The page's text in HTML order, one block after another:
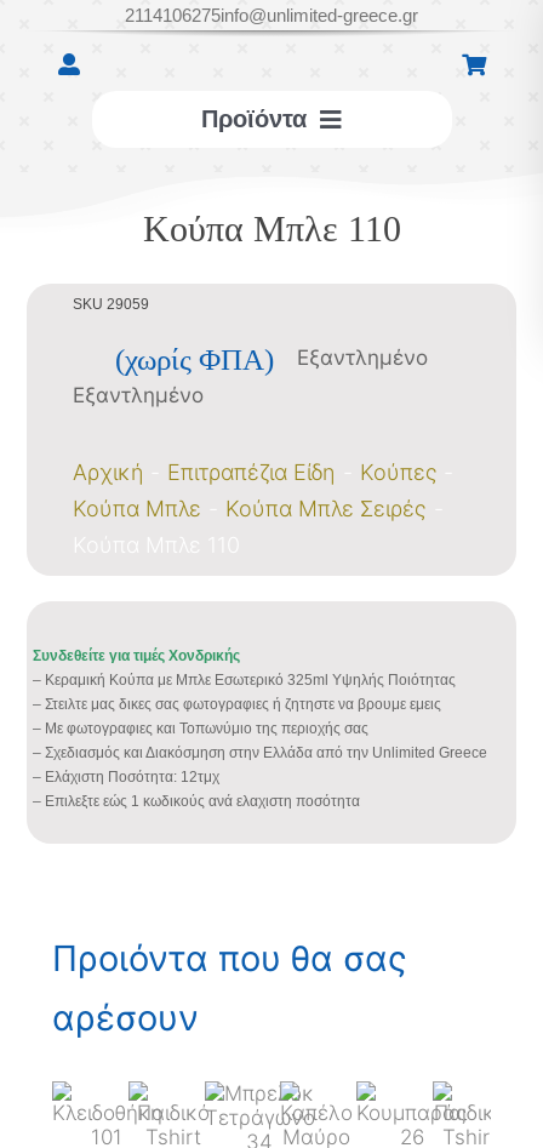
2114106275info@unlimited-greece.gr
Προϊόντα
ΑΞΕΣΟΥΑΡ
ΣΑΠΟΥΝΙΑ
Κούπα Μπλε 110
SKU 29059
(χωρίς ΦΠΑ)
Εξαντλημένο
Εξαντλημένο
Αρχική Επιτραπέζια Είδη
Κούπες
Κούπα Μπλε
Κούπα Μπλε Σειρές
Συνδεθείτε για τιμές Χονδρικής
– Κεραμική Κούπα με Μπλε Εσωτερικό 325ml Υψηλής Ποιότητας
– Στειλτε μας δικες σας φωτογραφιες ή ζητηστε να βρουμε εμεις
– Με φωτογραφιες και Τοπωνύμιο της περιοχής σας
– Σχεδιασμός και Διακόσμηση στην Ελλάδα από την Unlimited Greece
– Ελάχιστη Ποσότητα: 12τμχ
– Επιλεξτε εώς 1 κωδικούς ανά ελαχιστη ποσότητα
Προιόντα που θα σας
αρέσουν